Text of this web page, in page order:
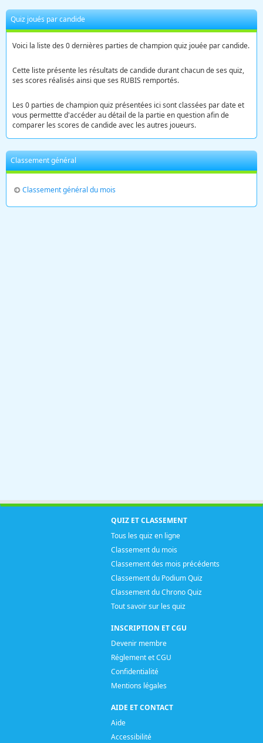
Quiz joués par candide
Voici la liste des 0 dernières parties de champion quiz jouée par candide.
Cette liste présente les résultats de candide durant chacun de ses quiz,
ses scores réalisés ainsi que ses RUBIS remportés.
Les 0 parties de champion quiz présentées ici sont classées par date et
vous permettte d'accéder au détail de la partie en question afin de
comparer les scores de candide avec les autres joueurs.
Classement général
Classement général du mois
QUIZ ET CLASSEMENT
Tous les quiz en ligne
Classement du mois
Classement des mois précédents
Classement du Podium Quiz
Classement du Chrono Quiz
Tout savoir sur les quiz
INSCRIPTION ET CGU
Devenir membre
Réglement et CGU
Confidentialité
Mentions légales
AIDE ET CONTACT
Aide
Accessibilité